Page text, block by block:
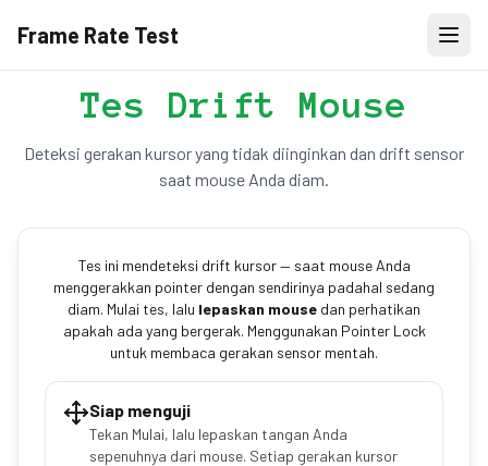
Frame Rate Test
Tes Drift Mouse
Deteksi gerakan kursor yang tidak diinginkan dan drift sensor
saat mouse Anda diam.
Tes ini mendeteksi drift kursor — saat mouse Anda
menggerakkan pointer dengan sendirinya padahal sedang
diam. Mulai tes, lalu lepaskan mouse dan perhatikan
apakah ada yang bergerak. Menggunakan Pointer Lock
untuk membaca gerakan sensor mentah.
Siap menguji
Tekan Mulai, lalu lepaskan tangan Anda
sepenuhnya dari mouse. Setiap gerakan kursor